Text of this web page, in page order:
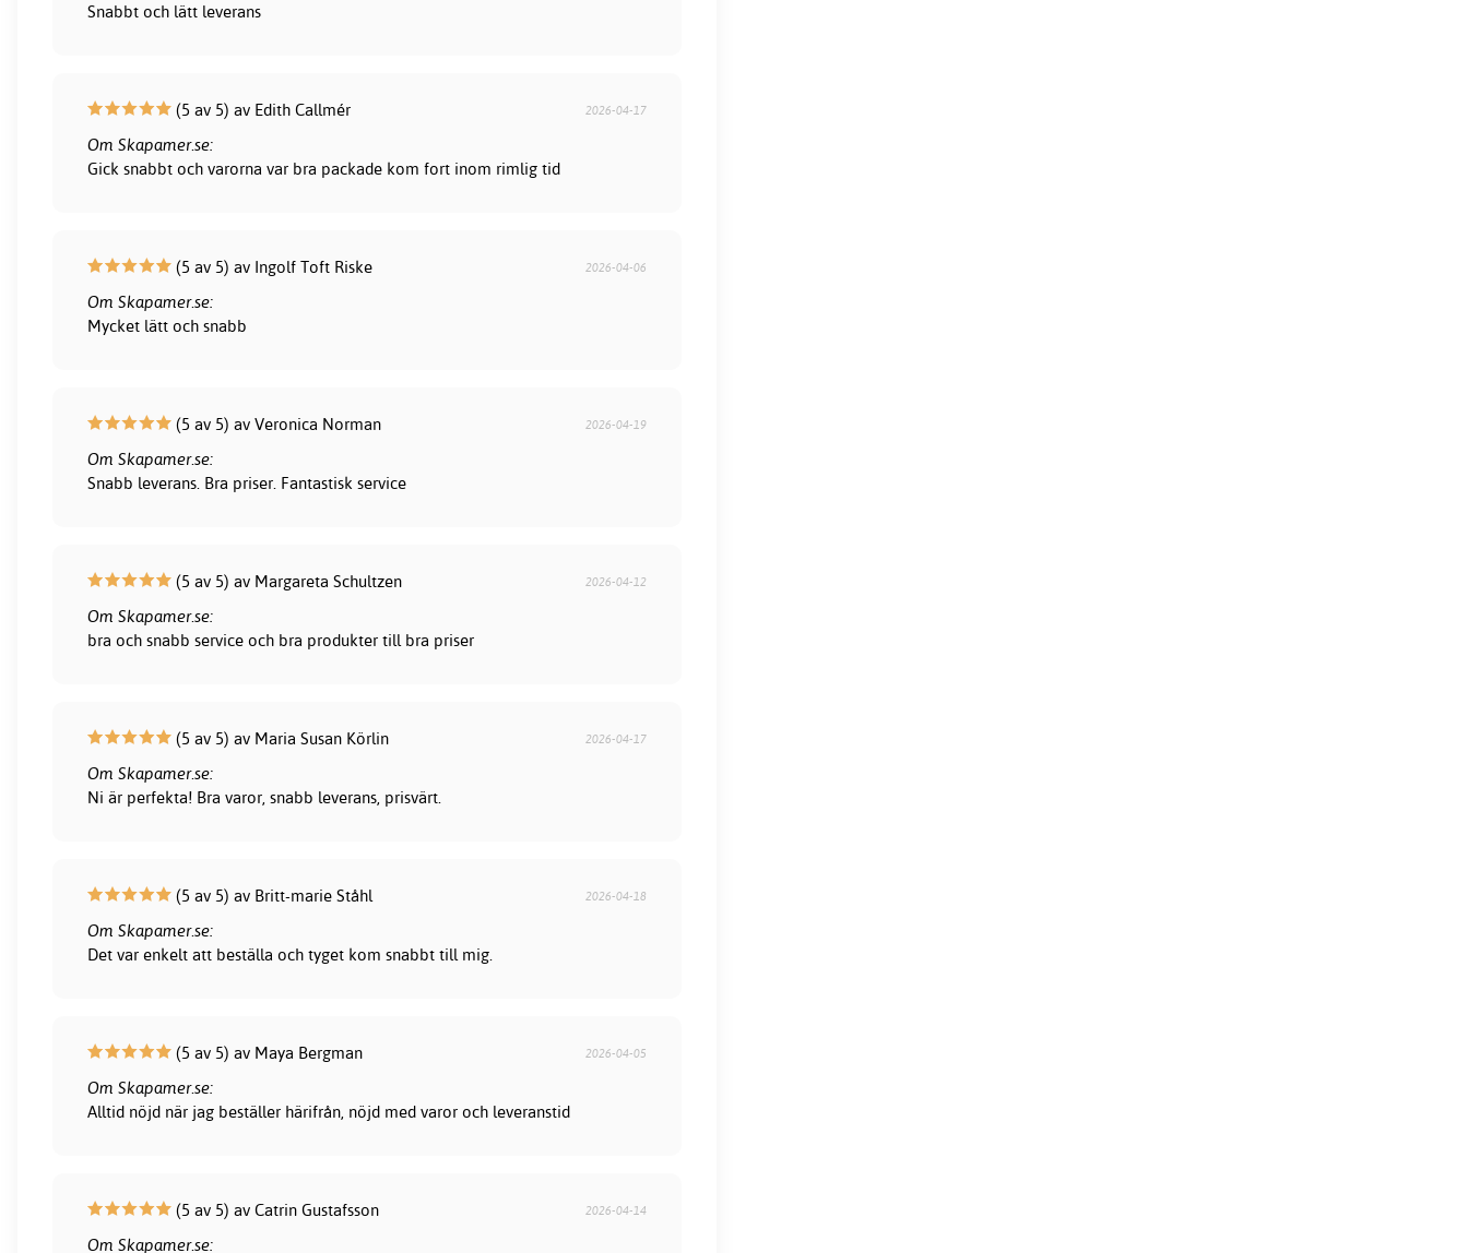
Snabbt och lätt leverans
(5 av 5) av Edith Callmér 2026-04-17
Om Skapamer.se:
Gick snabbt och varorna var bra packade kom fort inom rimlig tid
(5 av 5) av Ingolf Toft Riske 2026-04-06
Om Skapamer.se:
Mycket lätt och snabb
(5 av 5) av Veronica Norman 2026-04-19
Om Skapamer.se:
Snabb leverans. Bra priser. Fantastisk service
(5 av 5) av Margareta Schultzen 2026-04-12
Om Skapamer.se:
bra och snabb service och bra produkter till bra priser
(5 av 5) av Maria Susan Körlin 2026-04-17
Om Skapamer.se:
Ni är perfekta! Bra varor, snabb leverans, prisvärt.
(5 av 5) av Britt-marie Ståhl 2026-04-18
Om Skapamer.se:
Det var enkelt att beställa och tyget kom snabbt till mig.
(5 av 5) av Maya Bergman 2026-04-05
Om Skapamer.se:
Alltid nöjd när jag beställer härifrån, nöjd med varor och leveranstid
(5 av 5) av Catrin Gustafsson 2026-04-14
Om Skapamer.se: